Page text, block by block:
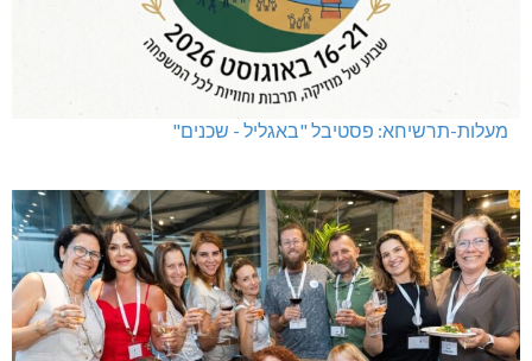
מעלות-תרשיחא: פסטיבל "באגליל - שכנים"